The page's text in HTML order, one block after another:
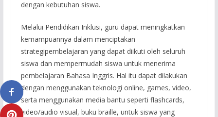
dengan kebutuhan siswa.
Melalui Pendidikan Inklusi, guru dapat meningkatkan
kemampuannya dalam menciptakan
strategipembelajaran yang dapat diikuti oleh seluruh
siswa dan mempermudah siswa untuk menerima
pembelajaran Bahasa Inggris. Hal itu dapat dilakukan
dengan menggunakan teknologi online, games, video,
serta menggunakan media bantu seperti flashcards,
video/audio visual, buku braille, untuk siswa yang